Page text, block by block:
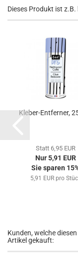
Dieses Produkt ist
Kleber-Entferner,
Statt 6,95 EUR
Nur 5,91 EUR
Sie sparen
5,91 EUR pro
Kunden, welche
Artikel gekauft: